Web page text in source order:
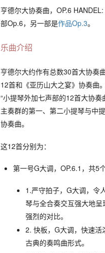
亨德尔大协奏曲，OP.6
部Op.6，另一部是作品Op.3。
乐曲介绍
亨德尔大约作有总数30首大协奏
12首和《亚历山大之宴》协奏曲
“小提琴外加七声部的12首大协
主奏群的第一、第二小提琴与中
协奏曲。
这12首分别为：
第一号G大调，OP.6.1，共5个
1.严守拍子，G大调，令
琴与全合奏交互强大地
强烈的对比。
2. 快板，G大调，快速
古典的奏鸣曲形式。